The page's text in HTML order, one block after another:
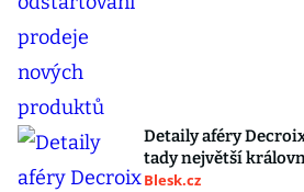
Detaily aféry
tady největší
Blesk.cz